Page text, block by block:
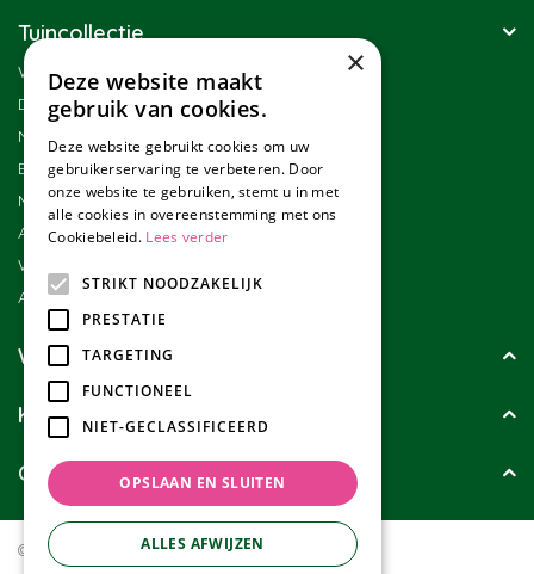
Tuincollectie
Winkel
Duurzaamheid
Nieuwsbrief
Blog
Merken
Assortiment
Werken bij Tuincollectie
Affiliate marketing
Wie zijn wij?
Klanten geven ons
Contact
© Tuincollectie.nl
Green Solutions
×
Deze website maakt
gebruik van cookies.
Deze website gebruikt cookies om uw
gebruikerservaring te verbeteren. Door
onze website te gebruiken, stemt u in met
alle cookies in overeenstemming met ons
Cookiebeleid. Lees verder
STRIKT NOODZAKELIJK
PRESTATIE
TARGETING
FUNCTIONEEL
NIET-GECLASSIFICEERD
OPSLAAN EN SLUITEN
ALLES AFWIJZEN